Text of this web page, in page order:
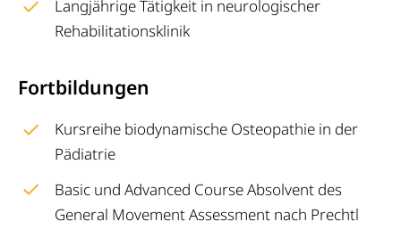
Langjährige Tätigkeit in neurologischer
Rehabilitationsklinik
Fortbildungen
Kursreihe biodynamische Osteopathie in der
Pädiatrie
Basic und Advanced Course Absolvent des
General Movement Assessment nach Prechtl